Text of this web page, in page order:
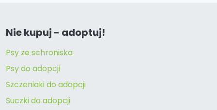
Nie kupuj - adoptuj!
Psy ze schroniska
Psy do adopcji
Szczeniaki do adopcji
Suczki do adopcji